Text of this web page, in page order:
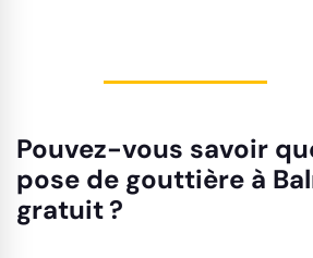
Pouvez-vous savoir
pose de gouttière à
gratuit ?